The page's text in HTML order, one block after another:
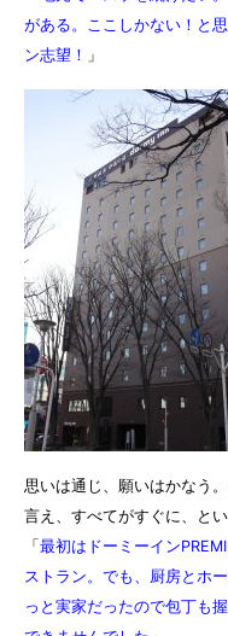
がある。ここしかない！と
ン志望！ 」
思いは通じ、願いはかなう
言え、すべてがすぐに、と
「 最初はドーミーイン
ストラン。でも、厨房とホ
っと実家だったので包丁も